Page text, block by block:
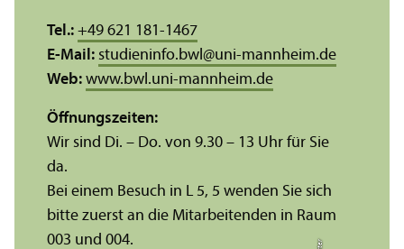
Tel.: +49 621 181-1467
E-Mail: studieninfo.bwl @uni-mannheim.de
Web: www.bwl.uni-mannheim.de
Öffnungs­zeiten:
Wir sind Di. – Do. von 9.30 – 13 Uhr für Sie
da.
Bei einem Besuch in L 5, 5 wenden Sie sich
bitte zuerst an die Mitarbeitenden in Raum
003 und 004.